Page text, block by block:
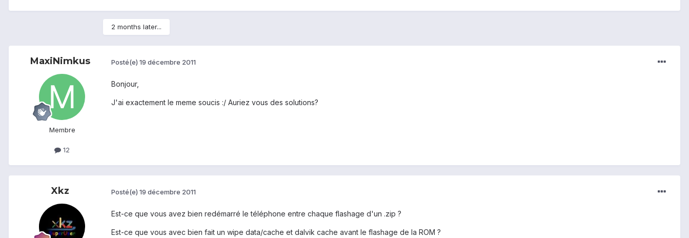
2 months later...
MaxiNimkus
Membre
12
Posté(e) 19 décembre 2011
Bonjour,
J'ai exactement le meme soucis :/ Auriez vous des solutions?
Xkz Posté(e) 19 décembre 2011
Est-ce que vous avez bien redémarré le téléphone entre chaque flashage d'un .zip ?
Est-ce que vous avec bien fait un wipe data/cache et dalvik cache avant le flashage de la ROM ?